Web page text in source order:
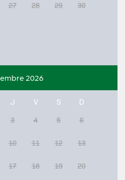
27 28 29 30
2026
J V S D
3 4 5 6
10 11 12 13
17 18 19 20